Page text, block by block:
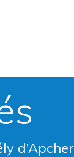
d’Apcher